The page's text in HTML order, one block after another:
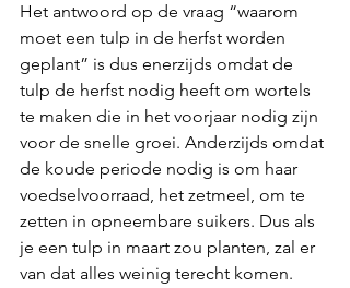
Het antwoord op de vraag “waarom
moet een tulp in de herfst worden
geplant” is dus enerzijds omdat de
tulp de herfst nodig heeft om wortels
te maken die in het voorjaar nodig zijn
voor de snelle groei. Anderzijds omdat
de koude periode nodig is om haar
voedselvoorraad, het zetmeel, om te
zetten in opneembare suikers. Dus als
je een tulp in maart zou planten, zal er
van dat alles weinig terecht komen.